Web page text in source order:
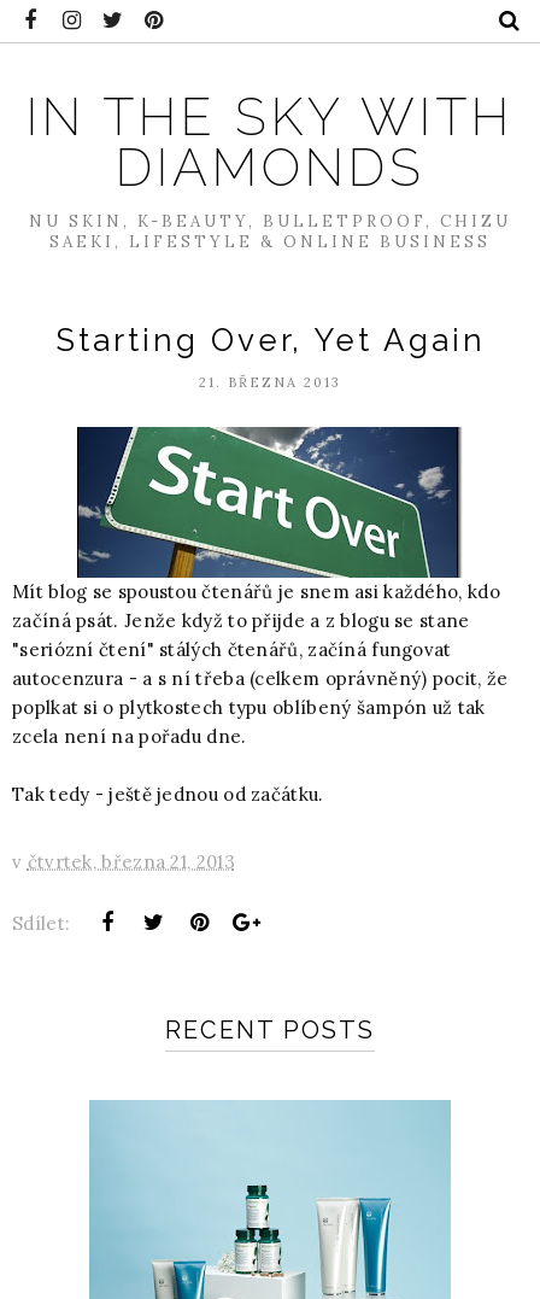
IN THE SKY WITH
DIAMONDS
NU SKIN, K-BEAUTY, BULLETPROOF, CHIZU
SAEKI, LIFESTYLE & ONLINE BUSINESS
Starting Over, Yet Again
21. BŘEZNA 2013
Mít blog se spoustou čtenářů je snem asi každého, kdo
začíná psát. Jenže když to přijde a z blogu se stane
"seriózní čtení" stálých čtenářů, začíná fungovat
autocenzura - a s ní třeba (celkem oprávněný) pocit, že
poplkat si o plytkostech typu oblíbený šampón už tak
zcela není na pořadu dne.
Tak tedy - ještě jednou od začátku.
v čtvrtek, března 21, 2013
Sdílet:
RECENT POSTS